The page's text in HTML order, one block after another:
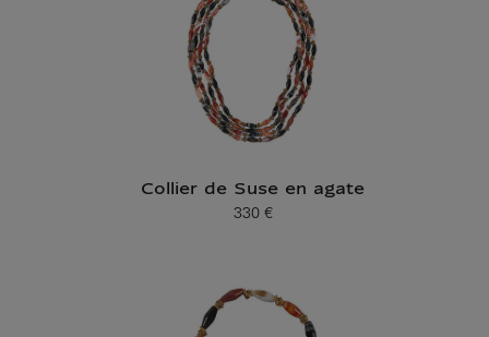
Collier de Suse en agate
Prix ​​actuel
330 €